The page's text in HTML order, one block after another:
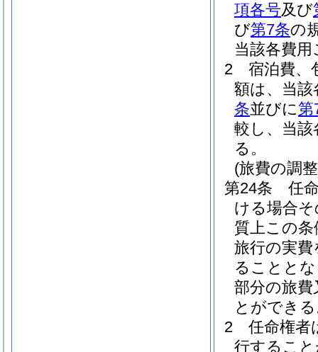
項各号及び
び第7条の
当該各費
2
宿泊費、
額は、当
条並びに第
較し、当
る。
(旅費の調
第24条
任
ける場合
質上この
旅行の実
ることと
部分の旅
とができ
2
任命権者
行するこ